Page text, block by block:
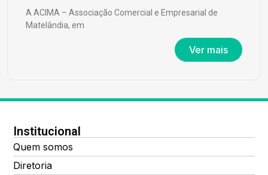
A ACIMA – Associação Comercial e Empresarial de
Matelândia, em
Ver mais
Institucional
Quem somos
Diretoria